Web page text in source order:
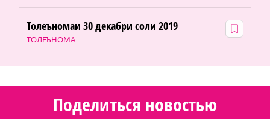
ТОЛЕЪНОМА
Толеъномаи 30 декабри соли 2019
Поделиться новостью